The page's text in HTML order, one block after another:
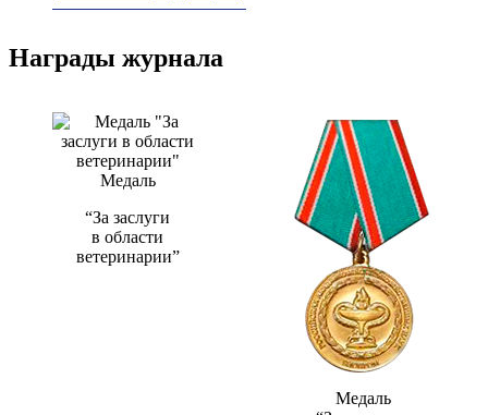
Награды журнала
Медаль
“За заслуги
в области
ветеринарии”
Медаль